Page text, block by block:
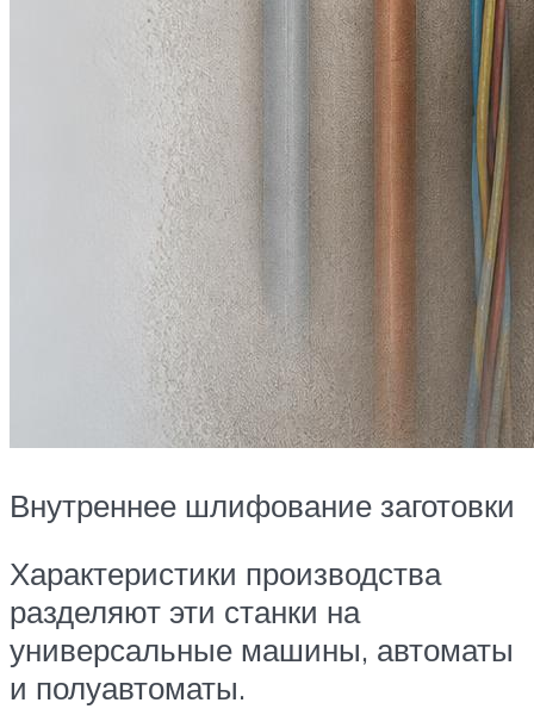
Внутреннее шлифование заготовки
Характеристики производства
разделяют эти станки на
универсальные машины, автоматы
и полуавтоматы.